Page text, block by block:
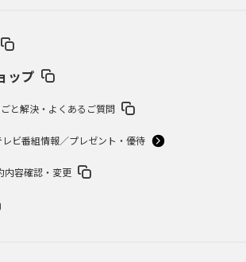
ップ
と解決・よくあるご質問
レビ番組情報／プレゼント・優待
内容確認・変更